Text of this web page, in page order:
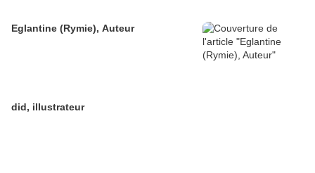
Eglantine (Rymie), Auteur
did, illustrateur